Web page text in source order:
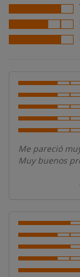
Me pareció
Muy buenos